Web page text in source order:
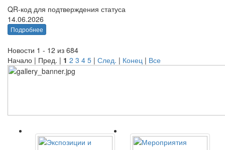
QR-код для подтверждения статуса
14.06.2026
Подробнее
Новости 1 - 12 из 684
Начало | Пред. | 1 2 3 4 5 | След. | Конец | Все